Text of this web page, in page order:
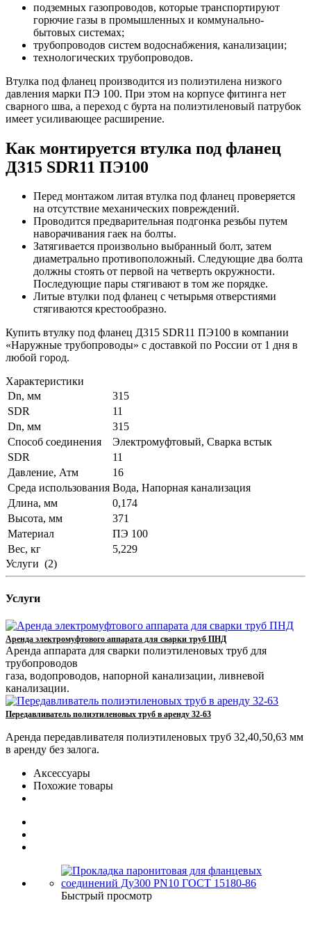
подземных газопроводов, которые транспортируют
горючие газы в промышленных и коммунально-
бытовых системах;
трубопроводов систем водоснабжения, канализации;
технологических трубопроводов.
Втулка под фланец производится из полиэтилена низкого
давления марки ПЭ 100. При этом на корпусе фитинга нет
сварного шва, а переход с бурта на полиэтиленовый патрубок
имеет усиливающее расширение.
Как монтируется втулка под фланец
Д315 SDR11 ПЭ100
Перед монтажом литая втулка под фланец проверяется
на отсутствие механических повреждений.
Проводится предварительная подгонка резьбы путем
наворачивания гаек на болты.
Затягивается произвольно выбранный болт, затем
диаметрально противоположный. Следующие два болта
должны стоять от первой на четверть окружности.
Последующие пары стягивают в том же порядке.
Литые втулки под фланец с четырьмя отверстиями
стягиваются крестообразно.
Купить втулку под фланец Д315 SDR11 ПЭ100 в компании
«Наружные трубопроводы» с доставкой по России от 1 дня в
любой город.
Характеристики
Dn, мм
315
SDR
11
Dn, мм
315
Способ соединения
Электромуфтовый, Сварка встык
SDR
11
Давление, Атм
16
Среда использования Вода, Напорная канализация
Длина, мм
0,174
Высота, мм
371
Материал
ПЭ 100
Вес, кг
5,229
Услуги (2)
Услуги
Аренда электромуфтового аппарата для сварки труб ПНД
Аренда аппарата для сварки полиэтиленовых труб для
трубопроводов
газа, водопроводов, напорной канализации, ливневой
канализации.
Передавливатель полиэтиленовых труб в аренду 32-63
Аренда передавливателя полиэтиленовых труб 32,40,50,63 мм
в аренду без залога.
Аксессуары
Похожие товары
Быстрый просмотр